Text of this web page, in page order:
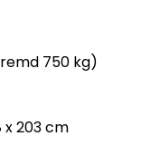
750 kg)
x 203 cm